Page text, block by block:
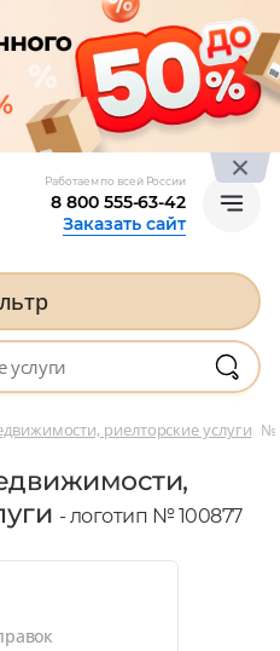
Работаем по всей России
8 800 555-63-42
Заказать сайт
риелторские услуги №
- логотип № 100877